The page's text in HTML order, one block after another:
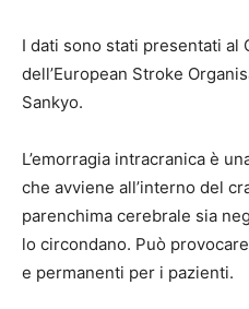
I dati sono stati presentati al
dell’European Stroke
Sankyo.
L’emorragia intracranica è
che avviene all’interno del
parenchima cerebrale sia
lo circondano. Può
e permanenti per i pazienti.